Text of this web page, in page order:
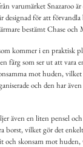
varumärket Snazaroo
för att
bestämt Chase och
kommer i en praktisk
färg som ser ut att vara
mot huden,
och den har
även en liten pensel
borst, vilket gör det
skonsam mot